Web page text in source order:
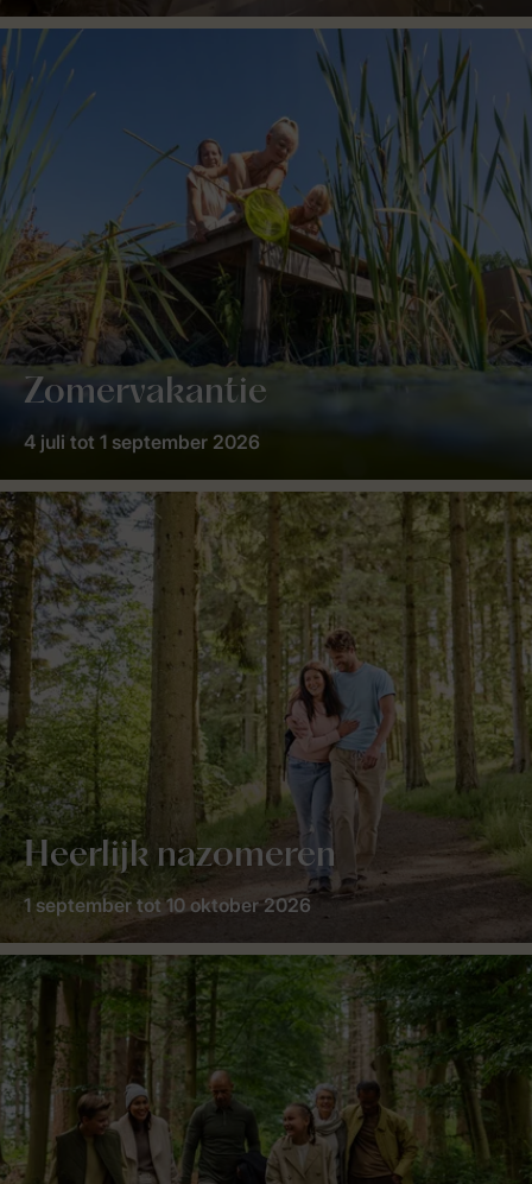
Zomervakantie
4 juli tot 1 september 2026
Heerlijk nazomeren
1 september tot 10 oktober 2026